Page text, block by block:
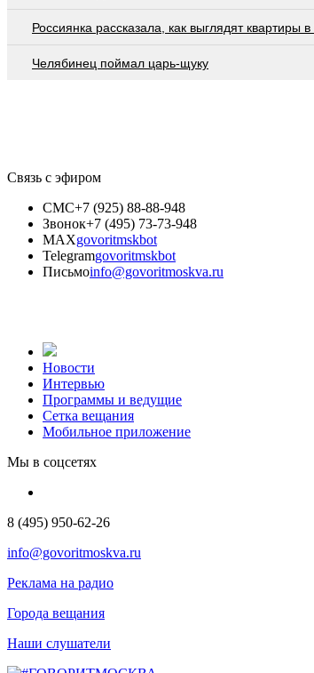
Россиянка рассказала, как выглядят квартиры
Челябинец поймал царь-щуку
Связь с эфиром
СМС+7 (925) 88-88-948
Звонок+7 (495) 73-73-948
MAXgovoritmskbot
Telegramgovoritmskbot
Письмоinfo@govoritmoskva.ru
Новости
Интервью
Программы и ведущие
Сетка вещания
Мобильное приложение
Мы в соцсетях
8 (495) 950-62-26
info@govoritmoskva.ru
Реклама на радио
Города вещания
Наши слушатели